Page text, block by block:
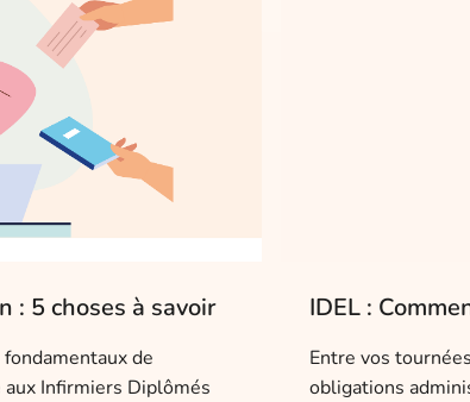
: 5 choses à savoir
de
Infirmiers Diplômés
IDEL :
Entre vos
obligations